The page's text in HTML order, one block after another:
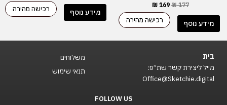
₪177
₪169
מידע נוסף רכישה מהירה
מידע נוסף רכישה מהירה
בית
מייל ליצירת קשר שת״פ:
Office@Sketchie.digital
משלוחים
תנאי שימוש
FOLLOW US